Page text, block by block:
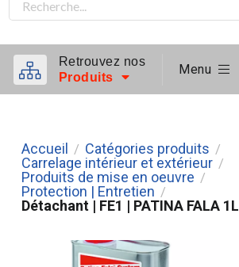
Retrouvez nos
Produits
Menu
Accueil / Catégories produits /
Carrelage intérieur et extérieur /
Produits de mise en oeuvre /
Protection | Entretien /
Détachant | FE1 | PATINA FALA 1L